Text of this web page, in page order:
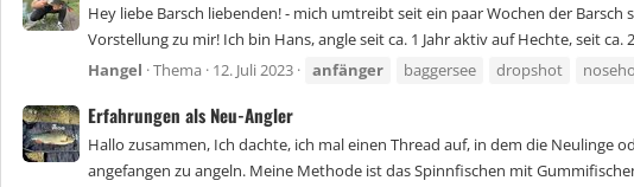
Hey liebe Barsch liebenden! - mich umtreibt seit ein paar Wochen der
Vorstellung zu mir! Ich bin Hans, angle seit ca. 1 Jahr aktiv auf Hechte, seit ca.
Hangel Thema 12. Juli 2023 anfänger baggersee dropshot
Erfahrungen als Neu-Angler
Hallo zusammen, Ich dachte, ich mal einen Thread auf, in dem die Neulinge
angefangen zu angeln. Meine Methode ist das Spinnfischen mit